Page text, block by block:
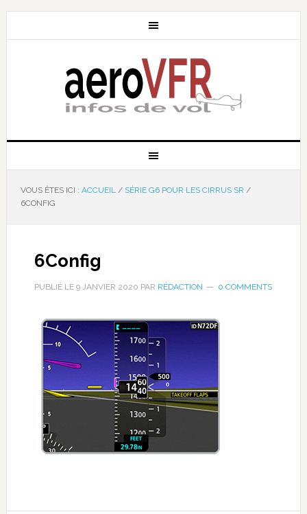
VOUS ÊTES ICI : ACCUEIL / SÉRIE G6 POUR LES CIRRUS SR /
6CONFIG
6Config
PUBLIÉ LE 9 JANVIER 2020 PAR RÉDACTION 0 COMMENTS